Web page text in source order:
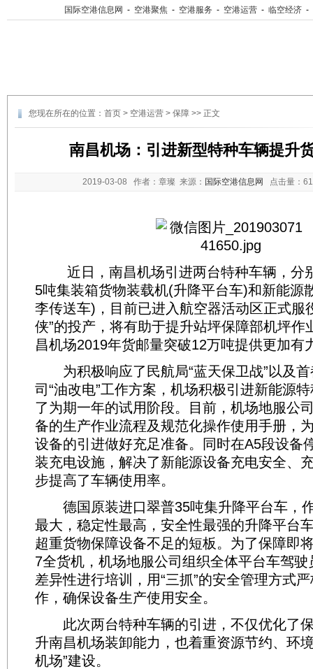
国际空港信息网 - 空港聚焦 - 空港服务 - 空港运营 - 临空经济 -
您现在所在的位置： 首页 > 空港运营 > 保障 >> 正文
南昌机场：引进新型特种车辆提升
2019-03-08 作者：章璨 来源： 国际空港信息网 点击量：
近日，南昌机场引进两台特种车辆，分
5吨集装箱货物装载机(升降平台车)和新能源
李传送车)，目前已进入航空器活动区正式服
侠”的投产，将有助于提升站坪保障部机坪作
昌机场2019年货邮量突破12万吨提供更加有
为积极响应了民航局“蓝天保卫战”以及首
司“油改电”工作方案，机场积极引进新能源
了为期一年的试用阶段。目前，机场地服公
备的生产作业流程及规范化操作使用手册，
设备的引进做好充足准备。同时在A5段设备
装充电设施，解决了新能源设备充电安全、
步提高了车辆使用率。
德国原装进口翠普35吨集升降平台车，
最大，稳定性最高，安全性最强的升降平台
超重货物保障设备不足的短板。为了保障即
7全货机，机场地服公司组织全体平台车驾
差异性进行培训，用“三抓”的安全管理方式严
作，确保设备生产使用安全。
此次两台特种车辆的引进，不仅优化了
升南昌机场装卸能力，也着重资源节约、环
机场”建设。